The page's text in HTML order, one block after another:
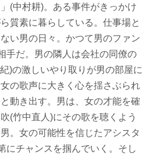
(中村耕)。ある事件がきっかけ
質素に暮らしている。仕事場と
い男の日々。かつて男のファン
手だ。男の隣人は会社の同僚の
)の激しいやり取りが男の部屋に
の歌声に大きく心を揺さぶられ
動き出す。男は、女の才能を確
(竹中直人)にその歌を聴くよう
。女の可能性を信じたアシスタ
にチャンスを掴んでいく。そし